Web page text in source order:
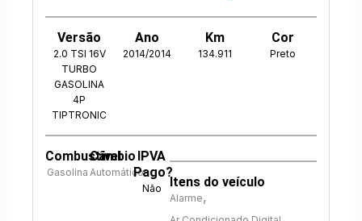
Versão
2.0 TSI 16V
TURBO
GASOLINA
4P
TIPTRONIC
Ano
2014/2014
Km
134.911
Cor
Preto
Combustível
Gasolina
Câmbio
Automático
IPVA
Pago?
Não Itens do veículo
Alarme,